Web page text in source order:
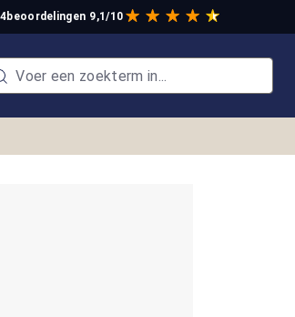
beoordelingen 9,1/10